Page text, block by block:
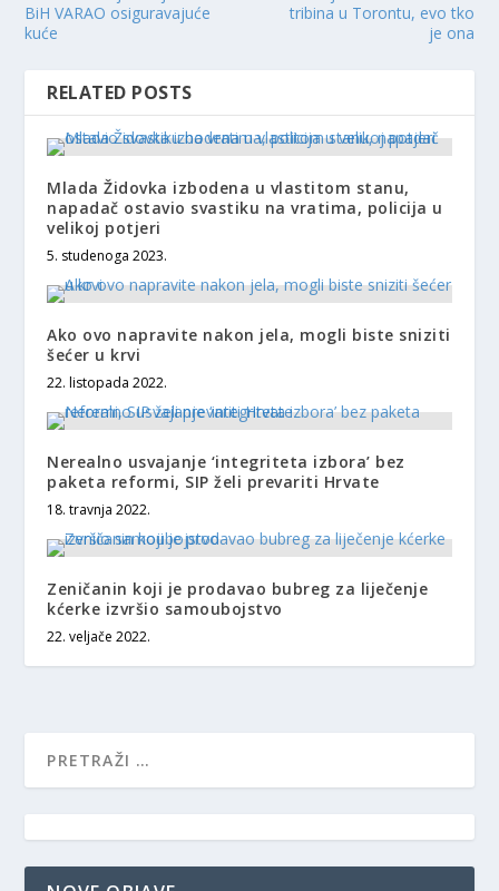
BiH VARAO osiguravajuće
kuće
tribina u Torontu, evo tko
je ona
RELATED POSTS
Mlada Židovka izbodena u vlastitom stanu,
napadač ostavio svastiku na vratima, policija u
velikoj potjeri
5. studenoga 2023.
Ako ovo napravite nakon jela, mogli biste sniziti
šećer u krvi
22. listopada 2022.
Nerealno usvajanje ‘integriteta izbora’ bez
paketa reformi, SIP želi prevariti Hrvate
18. travnja 2022.
Zeničanin koji je prodavao bubreg za liječenje
kćerke izvršio samoubojstvo
22. veljače 2022.